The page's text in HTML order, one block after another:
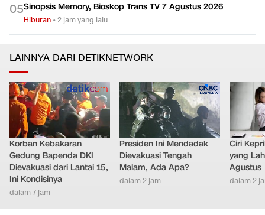
05Sinopsis Memory, Bioskop Trans TV 7 Agustus 2026
Hiburan •2 jam yang lalu
LAINNYA DARI DETIKNETWORK
Korban Kebakaran
Gedung Bapenda DKI
Dievakuasi dari Lantai 15,
Ini Kondisinya
dalam 7 jam
Presiden Ini Mendadak
Dievakuasi Tengah
Malam, Ada Apa?
dalam 2 jam
Ciri
yang
Agustus
dalam 2